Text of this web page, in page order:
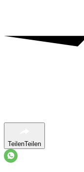
TeilenTeilen